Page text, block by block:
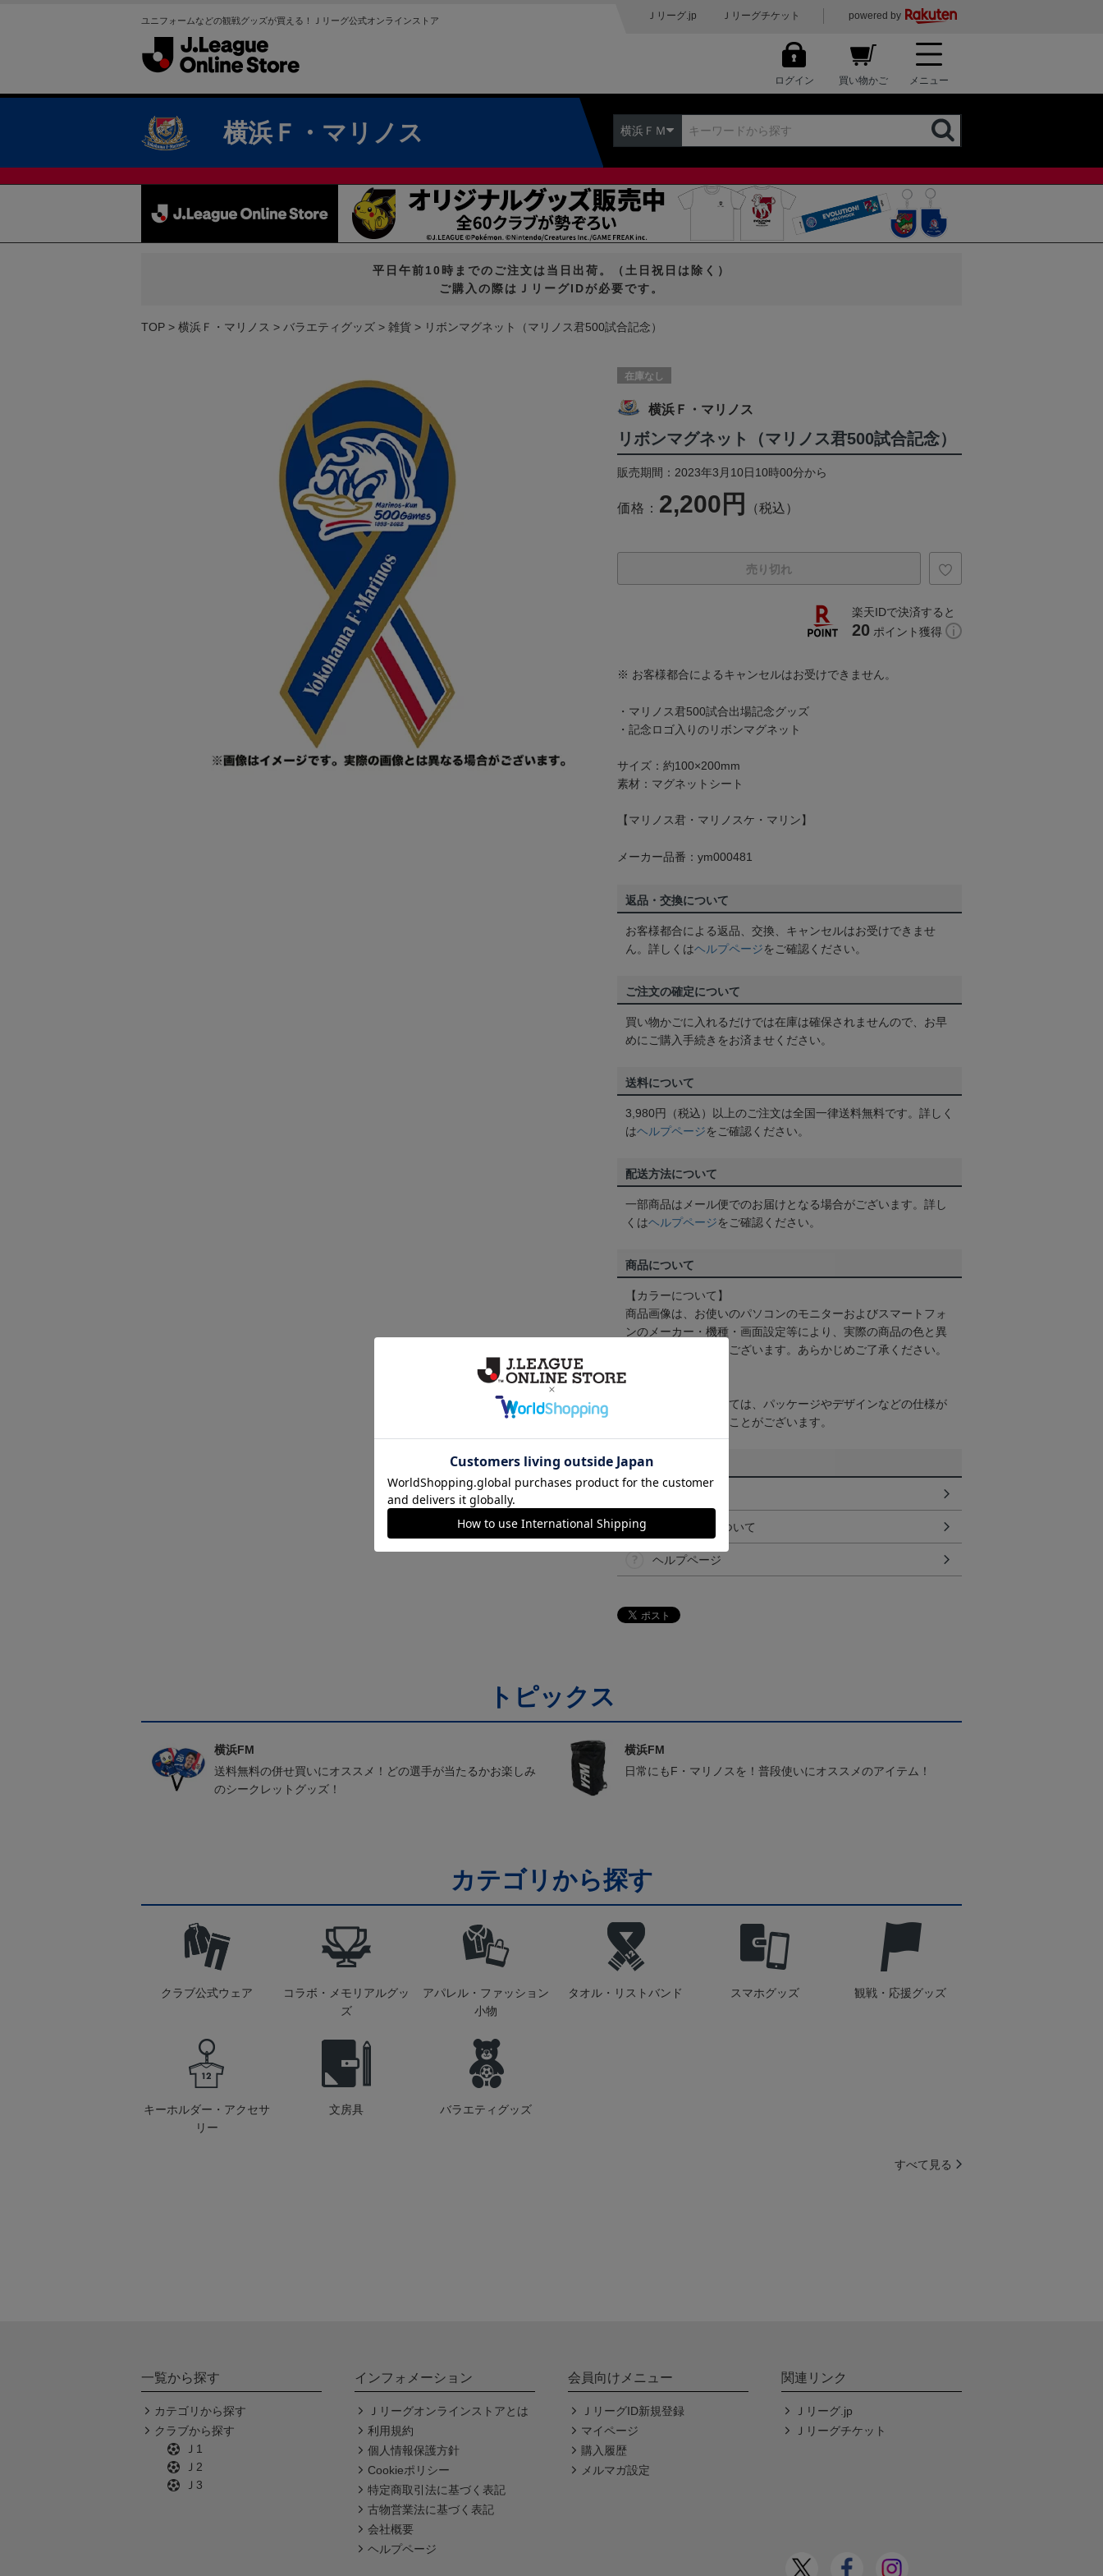
ユニフォームなどの観戦グッズが買える！Ｊリーグ公式オンラインストア Ｊリーグ.jp Ｊリーグチケット powered by
ログイン 買い物かご メニュー
横浜Ｆ・マリノス 横浜ＦＭ
平日午前10時までのご注文は当日出荷。（土日祝日は除く）
ご購入の際はＪリーグIDが必要です。
TOP 横浜Ｆ・マリノス バラエティグッズ 雑貨 リボンマグネット（マリノス君500試合記念）
在庫なし
横浜Ｆ・マリノス
リボンマグネット（マリノス君500試合記念）
販売期間：2023年3月10日10時00分から
価格： 2,200円 （税込）
売り切れ
楽天IDで決済すると
20 ポイント獲得
※ お客様都合によるキャンセルはお受けできません。
・マリノス君500試合出場記念グッズ
・記念ロゴ入りのリボンマグネット
サイズ：約100×200mm
素材：マグネットシート
【マリノス君・マリノスケ・マリン】
メーカー品番：ym000481
返品・交換について
お客様都合による返品、交換、キャンセルはお受けできませ
ん。詳しくはヘルプページをご確認ください。
ご注文の確定について
買い物かごに入れるだけでは在庫は確保されませんので、お早
めにご購入手続きをお済ませください。
送料について
3,980円（税込）以上のご注文は全国一律送料無料です。詳しく
はヘルプページをご確認ください。
配送方法について
一部商品はメール便でのお届けとなる場合がございます。詳し
くはヘルプページをご確認ください。
商品について
【カラーについて】
商品画像は、お使いのパソコンのモニターおよびスマートフォ
ンのメーカー・機種・画面設定等により、実際の商品の色と異
なって見える場合がございます。あらかじめご了承ください。
【仕様について】
取り扱い商品によっては、パッケージやデザインなどの仕様が
予告なく変更になることがございます。
その他
ギフト対応について
ヘルプページ
トピックス
横浜FM
送料無料の併せ買いにオススメ！どの選手が当たるかお楽しみ
のシークレットグッズ！
横浜FM
日常にもF・マリノスを！普段使いにオススメのアイテム！
カテゴリから探す
クラブ公式ウェア
コラボ・メモリアルグッ
ズ
アパレル・ファッション
小物
タオル・リストバンド スマホグッズ 観戦・応援グッズ
キーホルダー・アクセサ
リー
文房具 バラエティグッズ
すべて見る
一覧から探す
カテゴリから探す
クラブから探す
Ｊ1
Ｊ2
Ｊ3
インフォメーション
Ｊリーグオンラインストアとは
利用規約
個人情報保護方針
Cookieポリシー
特定商取引法に基づく表記
古物営業法に基づく表記
会社概要
ヘルプページ
会員向けメニュー
ＪリーグID新規登録
マイページ
購入履歴
メルマガ設定
関連リンク
Ｊリーグ.jp
Ｊリーグチケット